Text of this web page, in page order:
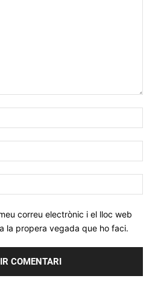
web:
correu electrònic i el lloc web
la propera vegada que ho faci.